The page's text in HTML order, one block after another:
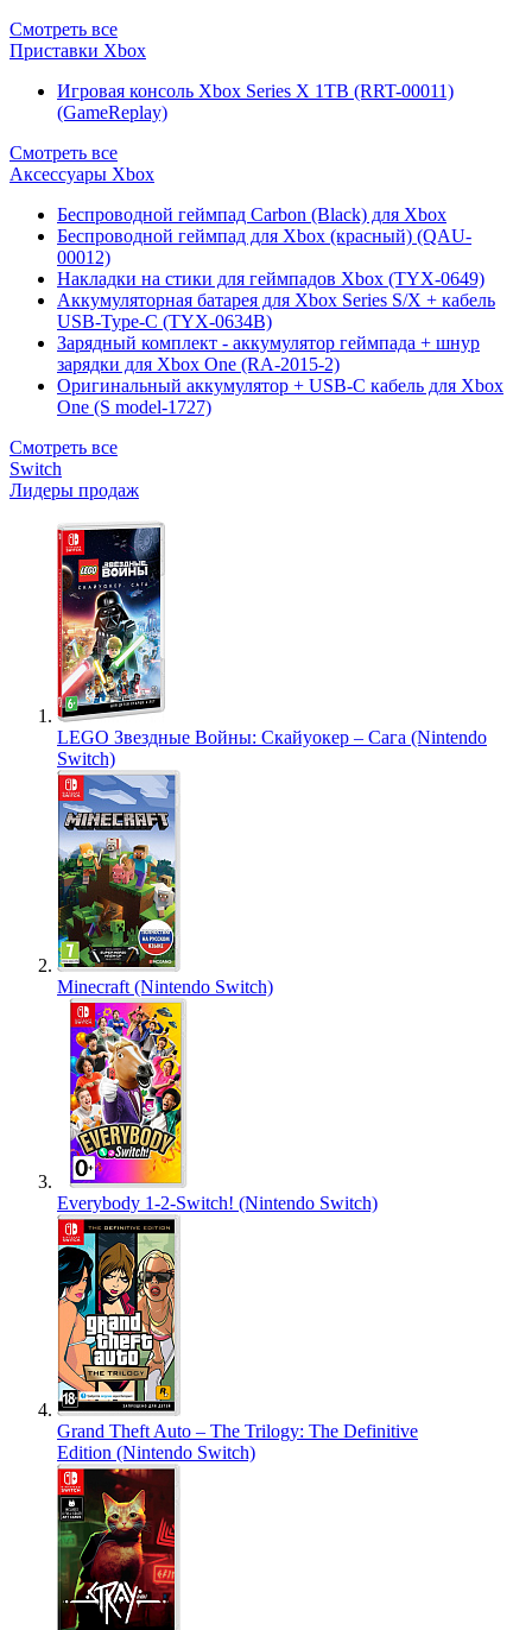
Смотреть все
Приставки Xbox
Игровая консоль Xbox Series X 1TB (RRT-00011)
(GameReplay)
Смотреть все
Аксессуары Xbox
Беспроводной геймпад Carbon (Black) для Xbox
Беспроводной геймпад для Xbox (красный) (QAU-
00012)
Накладки на стики для геймпадов Xbox (TYX-0649)
Аккумуляторная батарея для Xbox Series S/X + кабель
USB-Type-C (TYX-0634B)
Зарядный комплект - аккумулятор геймпада + шнур
зарядки для Xbox One (RA-2015-2)
Оригинальный аккумулятор + USB-C кабель для Xbox
One (S model-1727)
Смотреть все
Switch
Лидеры продаж
LEGO Звездные Войны: Скайуокер – Сага (Nintendo
Switch)
Minecraft (Nintendo Switch)
Everybody 1-2-Switch! (Nintendo Switch)
Grand Theft Auto – The Trilogy: The Definitive
Edition (Nintendo Switch)